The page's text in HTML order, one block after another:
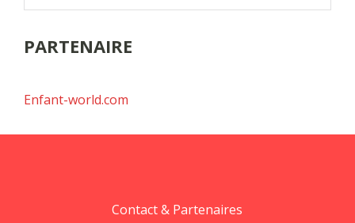
PARTENAIRE
Enfant-world.com
Contact & Partenaires